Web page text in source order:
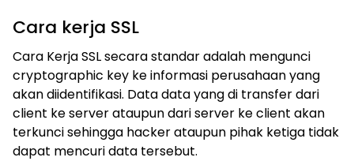
Cara kerja SSL
Cara Kerja SSL secara standar adalah mengunci
cryptographic key ke informasi perusahaan yang
akan diidentifikasi. Data data yang di transfer dari
client ke server ataupun dari server ke client akan
terkunci sehingga hacker ataupun pihak ketiga tidak
dapat mencuri data tersebut.